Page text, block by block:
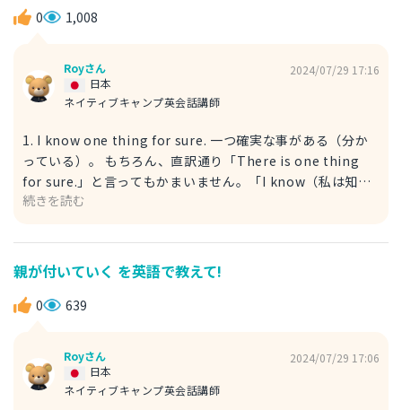
0 1,008
Royさん
ネイティブキャンプ英会話講師
日本
2024/07/29 17:16
1. I know one thing for sure. 一つ確実な事がある（分か
っている）。 もちろん、直訳通り「There is one thing
for sure.」と言ってもかまいません。「I know（私は知っ
ている）」という言い方をすることで、ただ事実があること
をはっきり言う」という姿勢を示すことができます。英語圏
では意見をはっきり言う人が好まれます。 2. I can say one
thing for sure. 一つ確実な事がある（言える）。 1. と同様
に、「I can say（私は言うことができる）」とすること
「certain」ですが、「one certain thing」と言うより
は、副詞句を効果的に使って「one thing for sure」と言
続きを読む
親が付いていく を英語で教えて!
0 639
Royさん
ネイティブキャンプ英会話講師
日本
2024/07/29 17:06